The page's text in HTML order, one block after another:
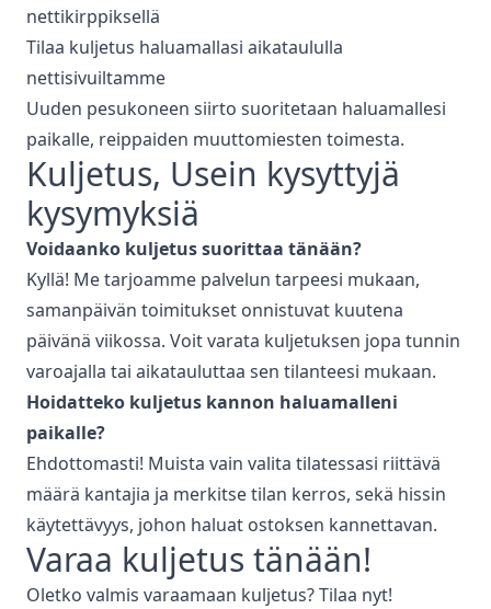
nettikirppiksellä
Tilaa kuljetus haluamallasi aikataululla
nettisivuiltamme
Uuden pesukoneen siirto suoritetaan haluamallesi
paikalle, reippaiden muuttomiesten toimesta.
Kuljetus, Usein kysyttyjä
kysymyksiä
Voidaanko kuljetussuorittaa tänään?
Kyllä! Me tarjoamme palvelun tarpeesi mukaan,
samanpäivän toimitukset onnistuvat kuutena
päivänä viikossa. Voit varata kuljetuksen jopa tunnin
varoajalla tai aikatauluttaa sen tilanteesi mukaan.
Hoidatteko kuljetus kannon haluamalleni
paikalle?
Ehdottomasti! Muista vain valita tilatessasi riittävä
määrä kantajia ja merkitse tilan kerros, sekä hissin
käytettävyys, johon haluat ostoksen kannettavan.
Varaa kuljetus tänään!
Oletko valmis varaamaan kuljetus? Tilaa nyt!